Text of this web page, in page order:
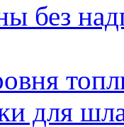
без
для